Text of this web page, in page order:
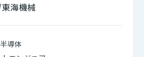
海機械
導体